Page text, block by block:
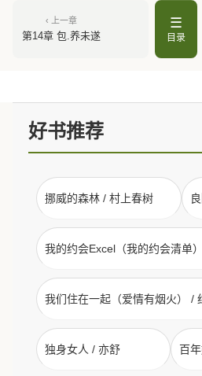
‹ 上一章
第14章 包.养未遂
☰
目录
好书推荐
挪威的森林 / 村上春树
我的约会Excel（我的约会清单
我们住在一起（爱情有烟火） /
独身女人 / 亦舒 百